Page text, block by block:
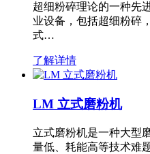
超细粉碎理论的一种先
业设备，包括超细粉碎
式…
了解详情
LM 立式磨粉机
立式磨粉机是一种大型
量低、耗能高等技术难